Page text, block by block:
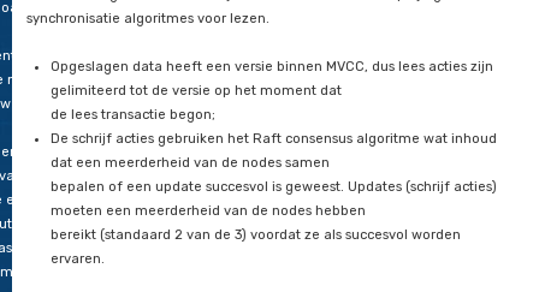
is
een
meest
gedefinieerde in de SQL standard. Het kan dit doen door het
consensus algoritme voor schrijven te combineren met op
synchronisatie algoritmes voor lezen.
Opgeslagen data heeft een versie binnen MVCC, dus lees
gelimiteerd tot de versie op het moment dat
de lees transactie begon;